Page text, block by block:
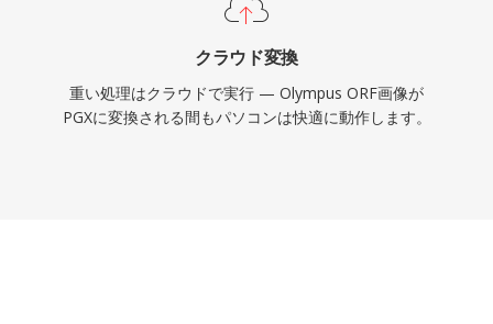
クラウド変換
重い処理はクラウドで実行 — Olympus ORF画像が
PGXに変換される間もパソコンは快適に動作します。